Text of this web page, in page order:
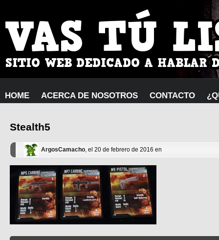
HOME ACERCA DE NOSOTROS CONTACTO
Stealth5
ArgosCamacho, el 20 de febrero de 2016 en